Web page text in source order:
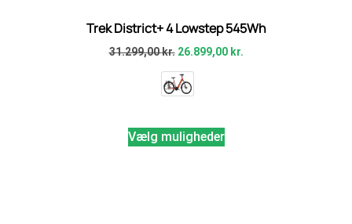
Trek District+ 4 Lowstep 545Wh
31.299,00kr. 26.899,00 kr.
Vælg muligheder